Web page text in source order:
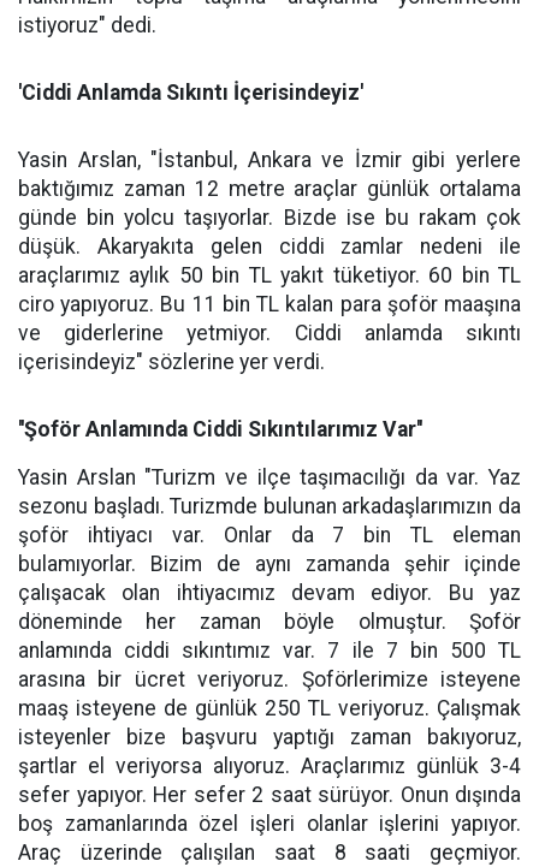
istiyoruz" dedi.
'Ciddi Anlamda Sıkıntı İçerisindeyiz'
Yasin Arslan, "İstanbul, Ankara ve İzmir gibi yerlere
baktığımız zaman 12 metre araçlar günlük ortalama
günde bin yolcu taşıyorlar. Bizde ise bu rakam çok
düşük. Akaryakıta gelen ciddi zamlar nedeni ile
araçlarımız aylık 50 bin TL yakıt tüketiyor. 60 bin TL
ciro yapıyoruz. Bu 11 bin TL kalan para şoför maaşına
ve giderlerine yetmiyor. Ciddi anlamda sıkıntı
içerisindeyiz" sözlerine yer verdi.
''Şoför Anlamında Ciddi Sıkıntılarımız Var''
Yasin Arslan "Turizm ve ilçe taşımacılığı da var. Yaz
sezonu başladı. Turizmde bulunan arkadaşlarımızın da
şoför ihtiyacı var. Onlar da 7 bin TL eleman
bulamıyorlar. Bizim de aynı zamanda şehir içinde
çalışacak olan ihtiyacımız devam ediyor. Bu yaz
döneminde her zaman böyle olmuştur. Şoför
anlamında ciddi sıkıntımız var. 7 ile 7 bin 500 TL
arasına bir ücret veriyoruz. Şoförlerimize isteyene
maaş isteyene de günlük 250 TL veriyoruz. Çalışmak
isteyenler bize başvuru yaptığı zaman bakıyoruz,
şartlar el veriyorsa alıyoruz. Araçlarımız günlük 3-4
sefer yapıyor. Her sefer 2 saat sürüyor. Onun dışında
boş zamanlarında özel işleri olanlar işlerini yapıyor.
Araç üzerinde çalışılan saat 8 saati geçmiyor.